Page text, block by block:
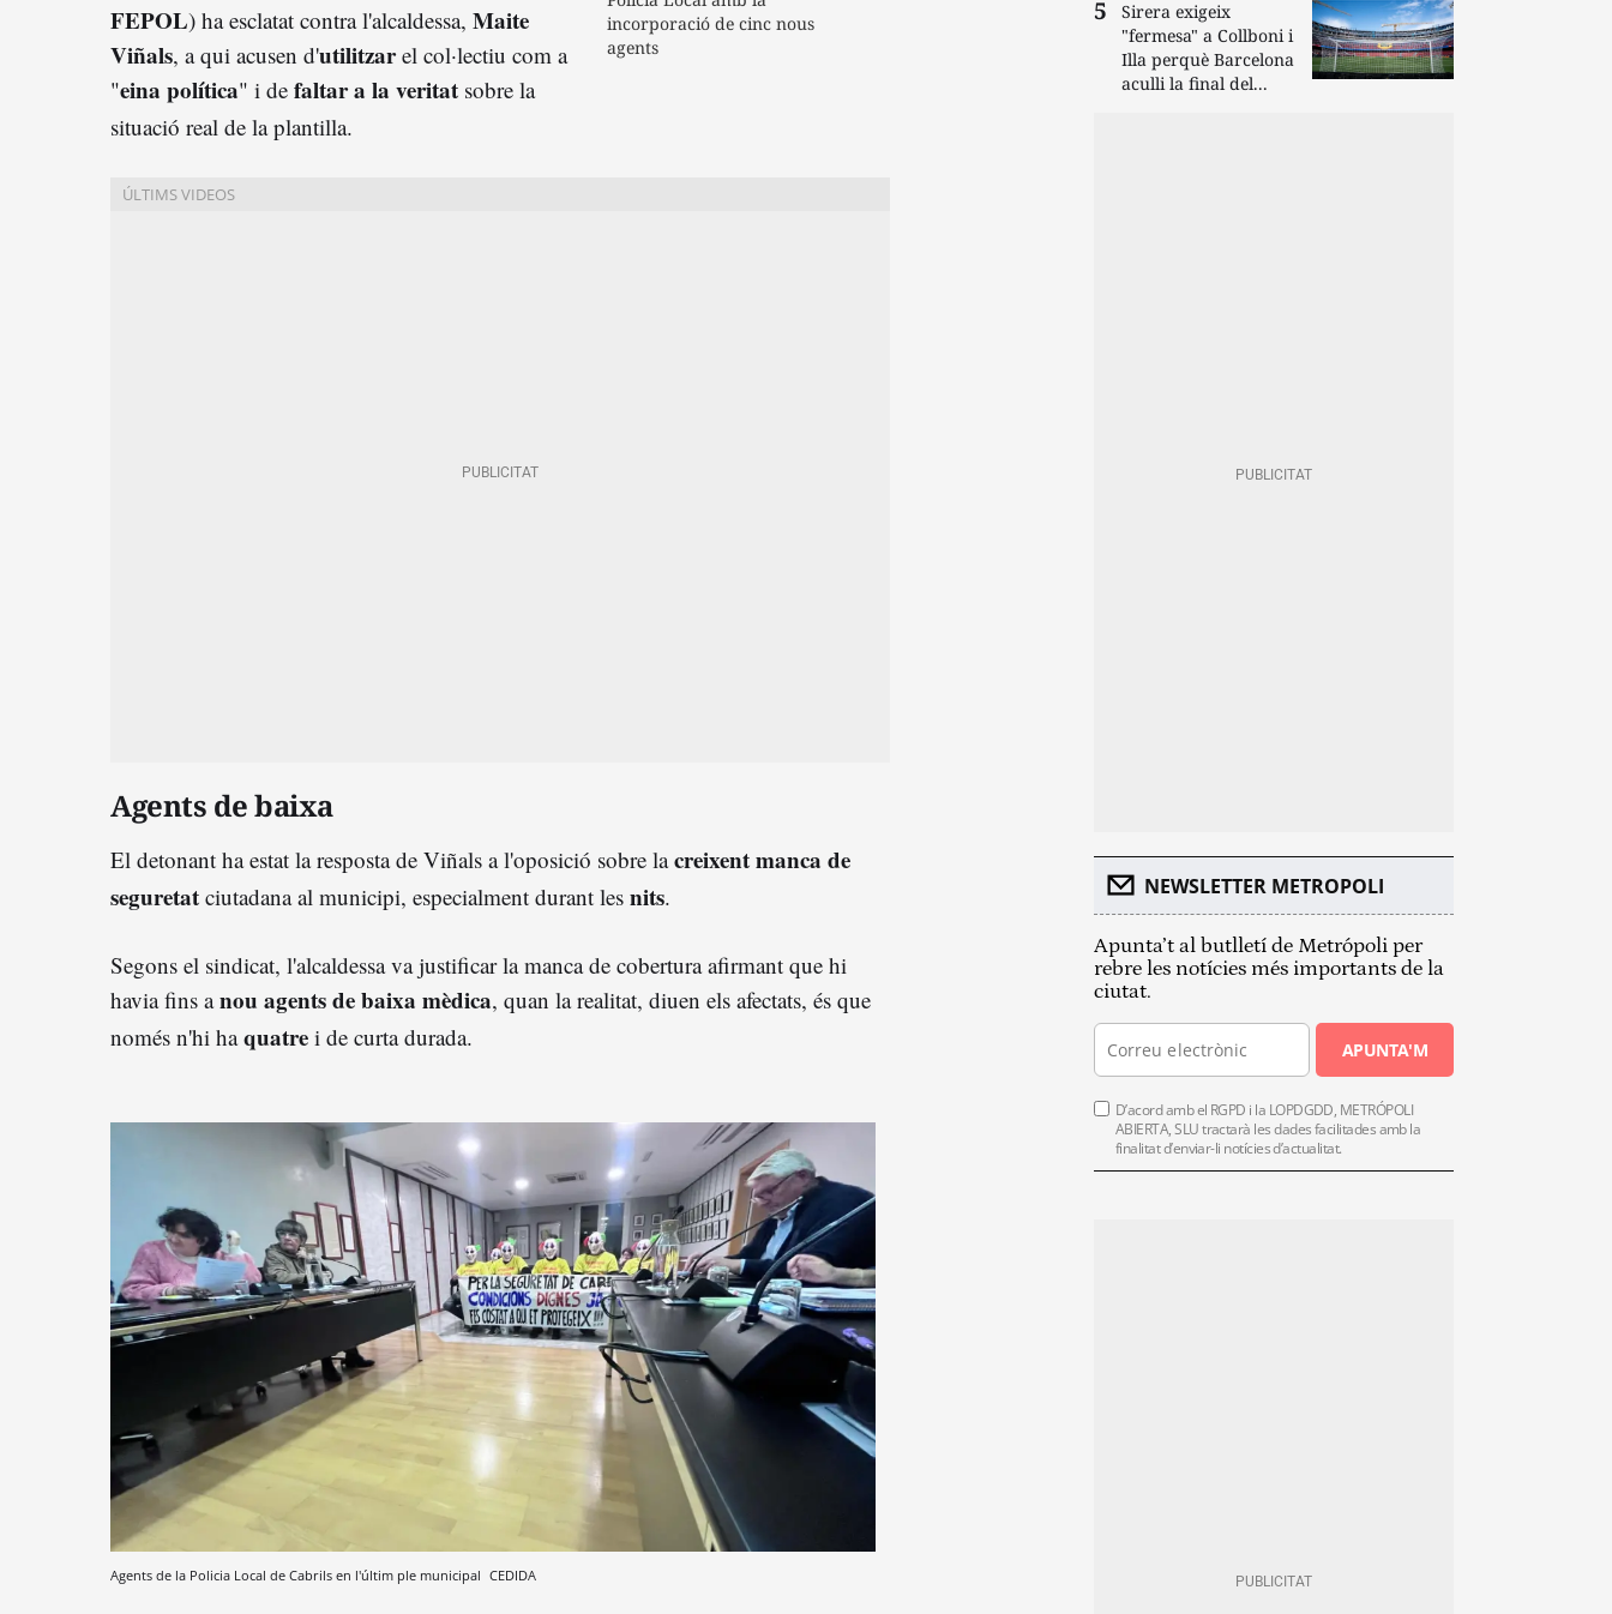
incorporació de cinc nous
agents
FEPOL) ha esclatat contra l'alcaldessa, Maite
Viñals, a qui acusen d'utilitzarel col·lectiu com a
"eina política" i de faltar a la veritat sobre la
situació real de la plantilla.
Agents de baixa
El detonant ha estat la resposta de Viñals a l'oposició sobre lacreixent manca de
seguretat ciutadana al municipi, especialment durant les nits.
Segons el sindicat, l'alcaldessa va justificar la manca de cobertura afirmant que hi
havia fins anou agents de baixa mèdica, quan la realitat, diuen els afectats, és que
només n'hi haquatre i de curta durada.
Agents de la Policia Local de Cabrils en l'últim ple municipal CEDIDA
Sirera exigeix
"fermesa" a Collboni i
Illa perquè Barcelona
aculli la final del...
NEWSLETTER METROPOLI
Apunta’t al butlletí de Metrópoli per
rebre les notícies més importants de la
ciutat.
APUNTA'M
D’acord amb el RGPD i la LOPDGDD, METRÓPOLI
ABIERTA, SLU tractarà les dades facilitades amb la
finalitat d’enviar-li notícies d’actualitat.